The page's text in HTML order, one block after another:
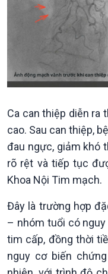
Tuyên chiến với gian lận
thương mại
Xã hội
Ca can thiệp diễn ra
cao. Sau can thiệp,
đau ngực, giảm khó
rõ rệt và tiếp tục
Khoa Nội Tim mạch.
Đây là trường hợp
– nhóm tuổi có
tim cấp, đồng thời
nguy cơ biến